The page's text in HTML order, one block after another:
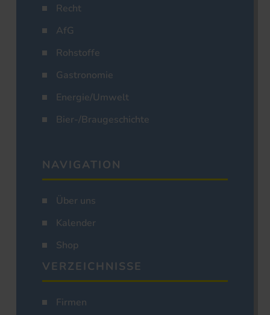
Recht
AfG
Rohstoffe
Gastronomie
Energie/Umwelt
Bier-/Braugeschichte
NAVIGATION
Über uns
Kalender
Shop
VERZEICHNISSE
Firmen